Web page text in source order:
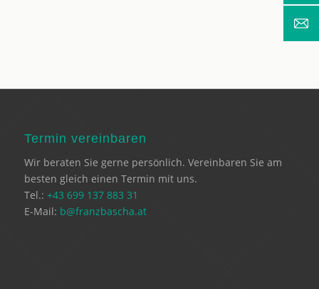
Termin vereinbaren
Wir beraten Sie gerne persönlich. Vereinbaren Sie am
besten gleich einen Termin mit uns.
Tel.: +43 699 137 883 31
E-Mail: b@franzbascha.at